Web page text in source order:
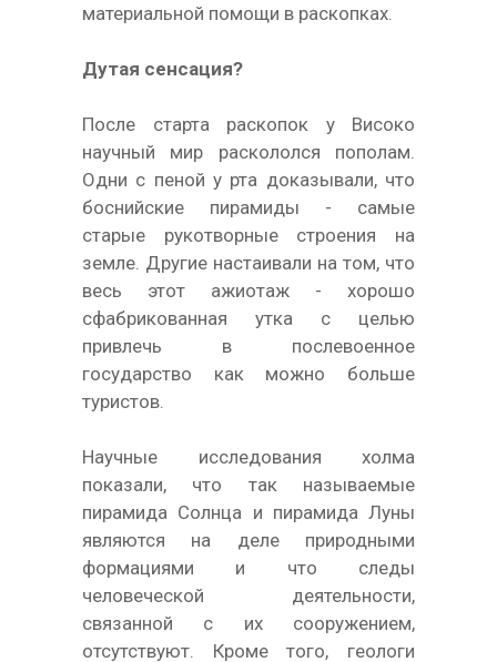
материальной помощи в раскопках.
Дутая сенсация?
После старта раскопок у Високо
научный мир раскололся пополам.
Одни с пеной у рта доказывали, что
боснийские пирамиды - самые
старые рукотворные строения на
земле. Другие настаивали на том, что
весь этот ажиотаж - хорошо
сфабрикованная утка с целью
привлечь в послевоенное
государство как можно больше
туристов.
Научные исследования холма
показали, что так называемые
пирамида Солнца и пирамида Луны
являются на деле природными
формациями и что следы
человеческой деятельности,
связанной с их сооружением,
отсутствуют. Кроме того, геологи